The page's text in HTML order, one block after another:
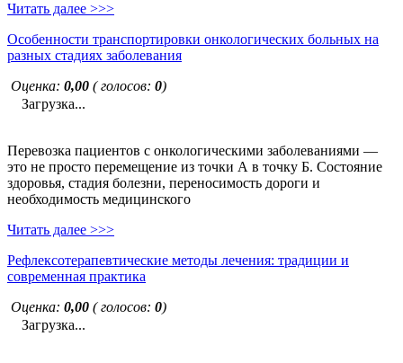
Читать далее >>>
Особенности транспортировки онкологических больных на
разных стадиях заболевания
Оценка: 0,00 ( голосов: 0)
Загрузка...
Перевозка пациентов с онкологическими заболеваниями —
это не просто перемещение из точки А в точку Б. Состояние
здоровья, стадия болезни, переносимость дороги и
необходимость медицинского
Читать далее >>>
Рефлексотерапевтические методы лечения: традиции и
современная практика
Оценка: 0,00 ( голосов: 0)
Загрузка...